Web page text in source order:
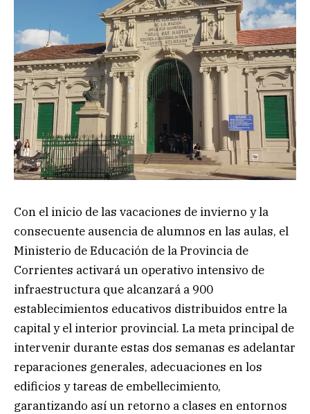
Con el inicio de las vacaciones de invierno y la
consecuente ausencia de alumnos en las aulas, el
Ministerio de Educación de la Provincia de
Corrientes activará un operativo intensivo de
infraestructura que alcanzará a 900
establecimientos educativos distribuidos entre la
capital y el interior provincial. La meta principal de
intervenir durante estas dos semanas es adelantar
reparaciones generales, adecuaciones en los
edificios y tareas de embellecimiento,
garantizando así un retorno a clases en entornos